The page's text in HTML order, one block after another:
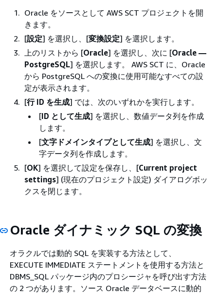
Oracle をソースとして AWS SCT プロジェクトを開
きます。
[設定] を選択し、[変換設定] を選択します。
上のリストから [Oracle] を選択し、次に [Oracle —
PostgreSQL] を選択します。 AWS SCT に、Oracle
から PostgreSQL への変換に使用可能なすべての設
定が表示されます。
[行 ID を生成] では、次のいずれかを実行します。
[ID として生成] を選択し、数値データ列を作成
します。
[文字ドメインタイプとして生成] を選択し、文
字データ列を作成します。
[OK] を選択して設定を保存し、[Current project
settings] (現在のプロジェクト設定) ダイアログボッ
クスを閉じます。
Oracle ダイナミック SQL の変換
オラクルでは動的 SQL を実装する方法として、
EXECUTE IMMEDIATE ステートメントを使用する方法と
DBMS_SQL パッケージ内のプロシージャを呼び出す方法
の 2 つがあります。ソース Oracle データベースに動的